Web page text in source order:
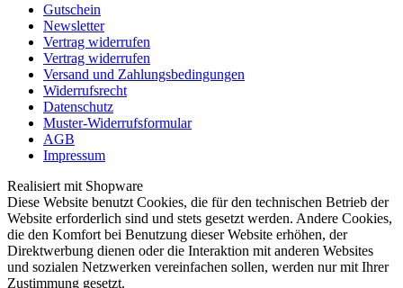
Gutschein
Newsletter
Vertrag widerrufen
Vertrag widerrufen
Versand und Zahlungsbedingungen
Widerrufsrecht
Datenschutz
Muster-Widerrufsformular
AGB
Impressum
Realisiert mit Shopware
Diese Website benutzt Cookies, die für den technischen Betrieb der
Website erforderlich sind und stets gesetzt werden. Andere Cookies,
die den Komfort bei Benutzung dieser Website erhöhen, der
Direktwerbung dienen oder die Interaktion mit anderen Websites
und sozialen Netzwerken vereinfachen sollen, werden nur mit Ihrer
Zustimmung gesetzt.